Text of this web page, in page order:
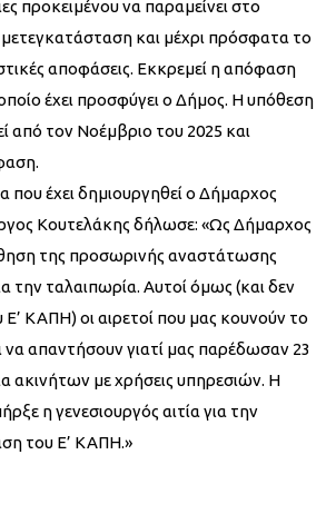
προκειμένου να παραμείνει στο
μετεγκατάσταση και μέχρι πρόσφατα το
αποφάσεις. Εκκρεμεί η απόφαση
έχει προσφύγει ο Δήμος. Η υπόθεση
από τον Νοέμβριο του 2025 και
έχει δημιουργηθεί ο Δήμαρχος
Κουτελάκης δήλωσε: «Ως Δήμαρχος
της προσωρινής αναστάτωσης
την ταλαιπωρία. Αυτοί όμως (και δεν
ΚΑΠΗ) οι αιρετοί που μας κουνούν το
να απαντήσουν γιατί μας παρέδωσαν 23
ακινήτων με χρήσεις υπηρεσιών. Η
η γενεσιουργός αιτία για την
του Ε’ ΚΑΠΗ.»